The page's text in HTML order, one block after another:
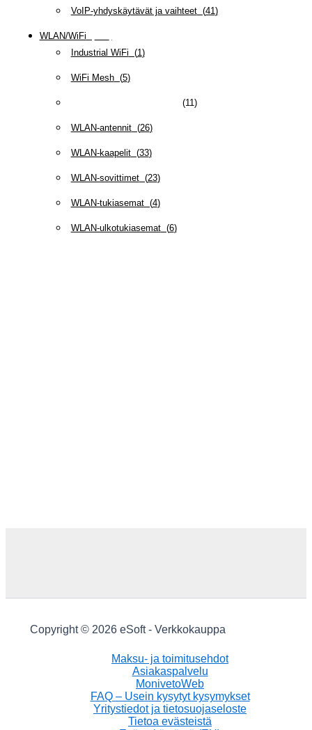
VoIP-yhdyskäytävät ja vaihteet(41)
WLAN/WiFi
Industrial WiFi (1)
WiFi Mesh(5)
(11)
WLAN-antennit(26)
WLAN-kaapelit(33)
WLAN-sovittimet(23)
WLAN-tukiasemat(4)
WLAN-ulkotukiasemat(6)
Copyright © 2026 eSoft - Verkkokauppa
Maksu- ja toimitusehdot
Asiakaspalvelu
MonivetoWeb
FAQ – Usein kysytyt kysymykset
Yritystiedot ja tietosuojaseloste
Tietoa evästeistä